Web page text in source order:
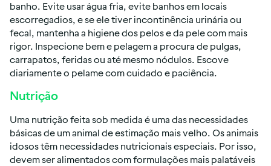
banho. Evite usar água fria, evite banhos em locais
escorregadios, e se ele tiver incontinência urinária ou
fecal, mantenha a higiene dos pelos e da pele com mais
rigor. Inspecione bem e pelagem a procura de pulgas,
carrapatos, feridas ou até mesmo nódulos. Escove
diariamente o pelame com cuidado e paciência.
Nutrição
Uma nutrição feita sob medida é uma das necessidades
básicas de um animal de estimação mais velho. Os animais
idosos têm necessidades nutricionais especiais. Por isso,
devem ser alimentados com formulações mais palatáveis